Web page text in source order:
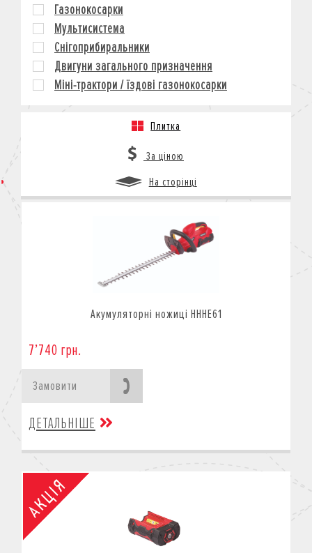
Газонокосарки
Мультисистема
Снігоприбиральники
Двигуни загального призначення
Міні-трактори / їздові газонокосарки
Плитка
За ціною
На сторінці
Акумуляторні ножиці HHHE61
7’740 грн.
Замовити
ДЕТАЛЬНІШЕ